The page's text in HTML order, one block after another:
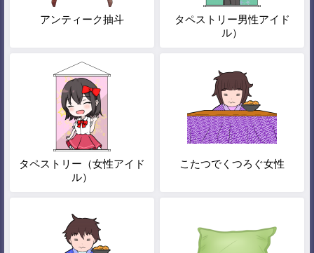
アンティーク抽斗
タペストリー男性アイド
ル）
タペストリー（女性アイド
ル）
こたつでくつろぐ女性